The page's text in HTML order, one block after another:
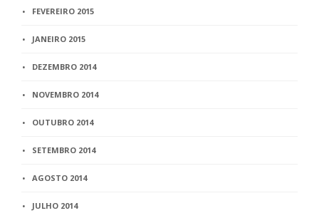
FEVEREIRO 2015
JANEIRO 2015
DEZEMBRO 2014
NOVEMBRO 2014
OUTUBRO 2014
SETEMBRO 2014
AGOSTO 2014
JULHO 2014